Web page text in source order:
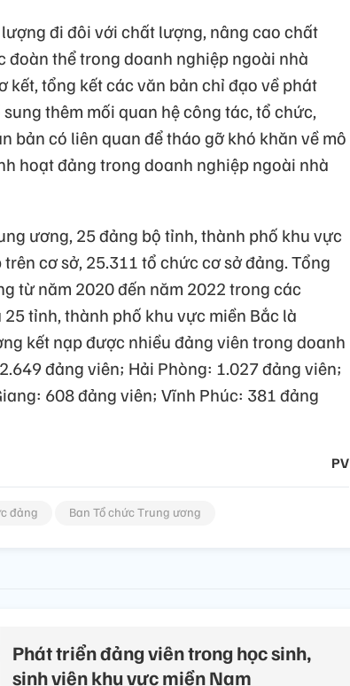
đi đôi với chất lượng, nâng cao chất
đoàn thể trong doanh nghiệp ngoài nhà
kết, tổng kết các văn bản chỉ đạo về phát
thêm mối quan hệ công tác, tổ chức,
bản có liên quan để tháo gỡ khó khăn về mô
hoạt đảng trong doanh nghiệp ngoài nhà
ương, 25 đảng bộ tỉnh, thành phố khu vực
cơ sở, 25.311 tổ chức cơ sở đảng. Tổng
từ năm 2020 đến năm 2022 trong các
tỉnh, thành phố khu vực miền Bắc là
kết nạp được nhiều đảng viên trong doanh
đảng viên; Hải Phòng: 1.027 đảng viên;
608 đảng viên; Vĩnh Phúc: 381 đảng
PV
đảng Ban Tổ chức Trung ương
Phát triển đảng viên trong học sinh,
sinh viên khu vực miền Nam